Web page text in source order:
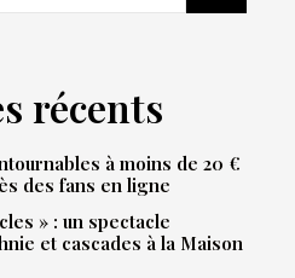
récents
à moins de 20 €
des fans en ligne
» : un spectacle
et cascades à la Maison